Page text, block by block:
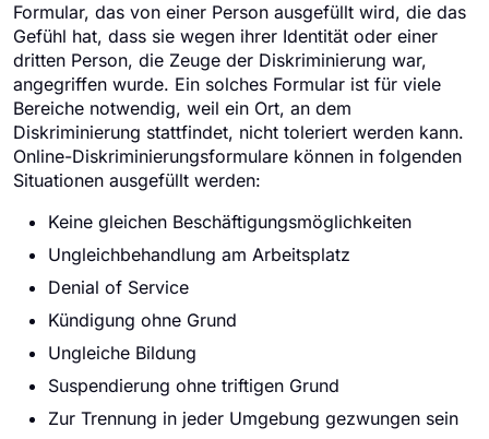
Formular, das von einer Person ausgefüllt wird, die das
Gefühl hat, dass sie wegen ihrer Identität oder einer
dritten Person, die Zeuge der Diskriminierung war,
angegriffen wurde. Ein solches Formular ist für viele
Bereiche notwendig, weil ein Ort, an dem
Diskriminierung stattfindet, nicht toleriert werden kann.
Online-Diskriminierungsformulare können in folgenden
Situationen ausgefüllt werden:
Keine gleichen Beschäftigungsmöglichkeiten
Ungleichbehandlung am Arbeitsplatz
Denial of Service
Kündigung ohne Grund
Ungleiche Bildung
Suspendierung ohne triftigen Grund
Zur Trennung in jeder Umgebung gezwungen sein